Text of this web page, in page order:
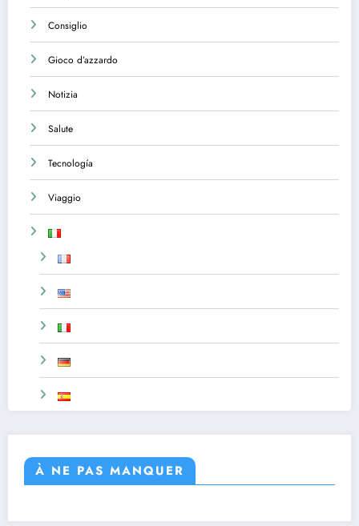
Consiglio
Gioco d’azzardo
Notizia
Salute
Tecnología
Viaggio
À NE PAS MANQUER